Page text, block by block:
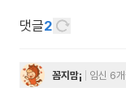
댓글2
꼼지맘¡ 임신 6